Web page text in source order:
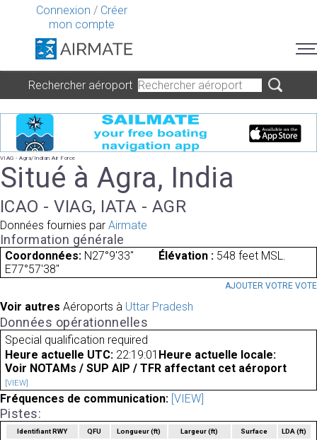
Connexion / Créer
mon compte
Rechercher aéroport
VIAG - Agra/Indian Air Force
Situé à Agra, India
ICAO - VIAG, IATA - AGR
Données fournies par Airmate
Information générale
Coordonnées: N27°9'33"
E77°57'38"
Élévation : 548 feet MSL.
AJOUTER VOTRE VOTE
Voir autres Aéroports à Uttar Pradesh
Données opérationnelles
Special qualification required
Heure actuelle UTC: 22:19:01 Heure actuelle locale:
Voir NOTAMs / SUP AIP / TFR affectant cet aéroport
[VIEW]
Fréquences de communication: [VIEW]
Pistes:
Identifiant RWY QFU Longueur(ft) Largeur(ft) Surface LDA(ft)